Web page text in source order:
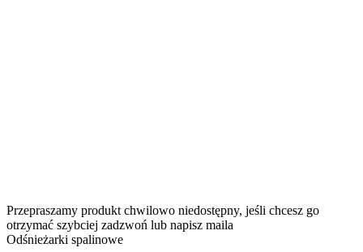
Przepraszamy produkt chwilowo niedostępny, jeśli chcesz go
otrzymać szybciej zadzwoń lub napisz maila
Odśnieżarki spalinowe